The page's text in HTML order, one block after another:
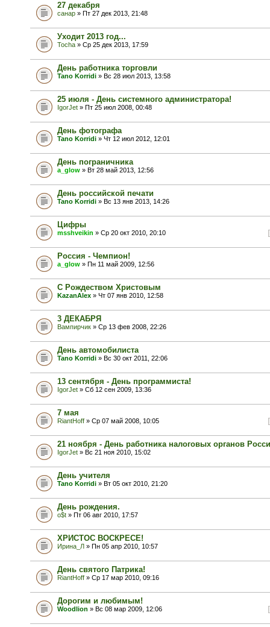
27 декабря
санар » Пт 27 дек 2013, 21:48
Уходит 2013 год...
Tocha » Ср 25 дек 2013, 17:59
День работника торговли
Tano Korridi » Вс 28 июл 2013, 13:58
25 июля - День системного администратора!
IgorJet » Пт 25 июл 2008, 00:48
День фотографа
Tano Korridi » Чт 12 июл 2012, 12:01
День пограничника
a_glow » Вт 28 май 2013, 12:56
День российской печати
Tano Korridi » Вс 13 янв 2013, 14:26
Цифры
msshveikin » Ср 20 окт 2010, 20:10
Россия - Чемпион!
a_glow » Пн 11 май 2009, 12:56
C Рождеством Христовым
KazanAlex » Чт 07 янв 2010, 12:58
3 ДЕКАБРЯ
Вампирчик » Ср 13 фев 2008, 22:26
День автомобилиста
Tano Korridi » Вс 30 окт 2011, 22:06
13 сентября - День программиста!
IgorJet » Сб 12 сен 2009, 13:36
7 мая
RiantHoff » Ср 07 май 2008, 10:05
21 ноября - День работника налоговых органов
IgorJet » Вс 21 ноя 2010, 15:02
День учителя
Tano Korridi » Вт 05 окт 2010, 21:20
День рождения.
o$t » Пт 06 авг 2010, 17:57
ХРИСТОС ВОСКРЕСЕ!
Ирина_Л » Пн 05 апр 2010, 10:57
День святого Патрика!
RiantHoff » Ср 17 мар 2010, 09:16
Дорогим и любимым!
Woodlion » Вс 08 мар 2009, 12:06